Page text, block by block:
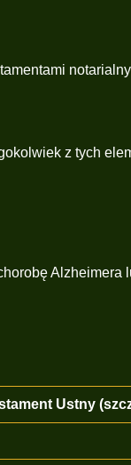
z tych
Alzheimera
Ustny